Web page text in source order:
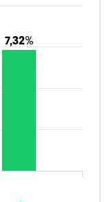
7,32%
7,32%